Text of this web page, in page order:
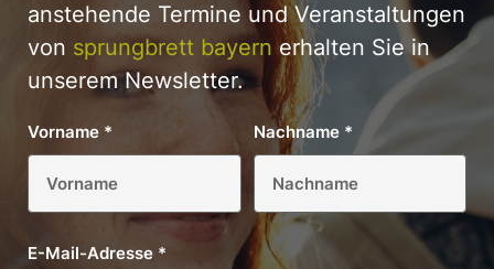
anstehende Termine und Veranstaltungen
von sprungbrett bayernerhalten Sie in
unserem Newsletter.
Vorname * Nachname *
E-Mail-Adresse *